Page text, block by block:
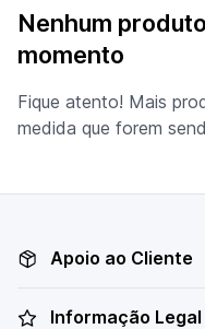
Nenhum
momento
Fique atento! Mais
medida que forem
Apoio ao Cliente
Informação Legal